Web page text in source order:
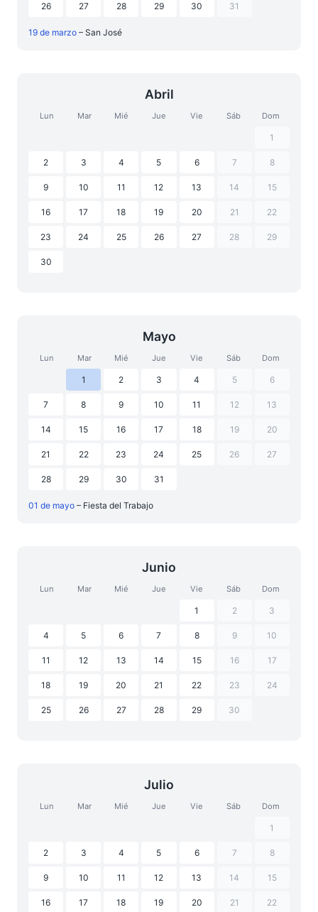
26 27 28 29 30 31
19 de marzo – San José
Abril
Lun Mar Mié Jue Vie Sáb Dom
1
2 3 4 5 6 7 8
9 10 11 12 13 14 15
16 17 18 19 20 21 22
23 24 25 26 27 28 29
30
Mayo
Lun Mar Mié Jue Vie Sáb Dom
1 2 3 4 5 6
7 8 9 10 11 12 13
14 15 16 17 18 19 20
21 22 23 24 25 26 27
28 29 30 31
01 de mayo – Fiesta del Trabajo
Junio
Lun Mar Mié Jue Vie Sáb Dom
1 2 3
4 5 6 7 8 9 10
11 12 13 14 15 16 17
18 19 20 21 22 23 24
25 26 27 28 29 30
Julio
Lun Mar Mié Jue Vie Sáb Dom
1
2 3 4 5 6 7 8
9 10 11 12 13 14 15
16 17 18 19 20 21 22